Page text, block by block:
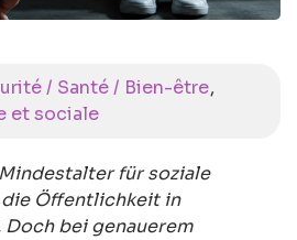
/ Santé / Bien-être
et sociale
für soziale
Öffentlichkeit in
bei genauerem